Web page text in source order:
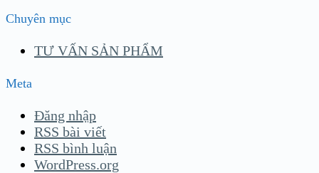
Chuyên mục
TƯ VẤN SẢN PHẨM
Meta
Đăng nhập
RSS bài viết
RSS bình luận
WordPress.org